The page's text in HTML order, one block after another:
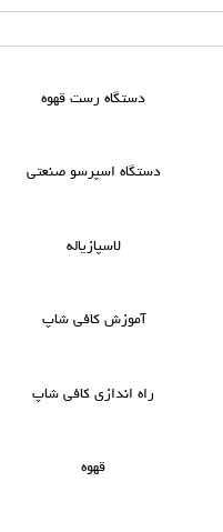
دستگاه رست قهوه
دستگاه اسپرسو صنعتی
لاسپازیاله
آموزش کافی شاپ
راه اندازی کافی شاپ
قهوه